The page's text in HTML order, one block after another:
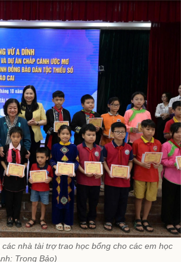
nhà tài trợ trao học bổng cho các em học
Trọng Bảo)